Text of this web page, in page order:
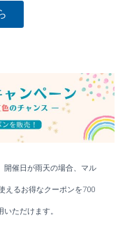
開催日が雨天の場合、マル
えるお得なクーポンを700
ただけます。